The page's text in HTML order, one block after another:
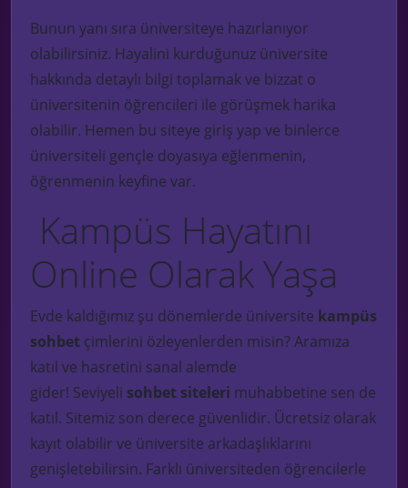
Bunun yanı sıra üniversiteye hazırlanıyor
olabilirsiniz. Hayalini kurduğunuz üniversite
hakkında detaylı bilgi toplamak ve bizzat o
üniversitenin öğrencileri ile görüşmek harika
olabilir. Hemen bu siteye giriş yap ve binlerce
üniversiteli gençle doyasıya eğlenmenin,
öğrenmenin keyfine var.
Kampüs Hayatını
Online Olarak Yaşa
Evde kaldığımız şu dönemlerde üniversite kampüs
sohbet çimlerini özleyenlerden misin? Aramıza
katıl ve hasretini sanal alemde
gider! Seviyeli sohbet siteleri muhabbetine sen de
katıl. Sitemiz son derece güvenlidir. Ücretsiz olarak
kayıt olabilir ve üniversite arkadaşlıklarını
genişletebilirsin. Farklı üniversiteden öğrencilerle